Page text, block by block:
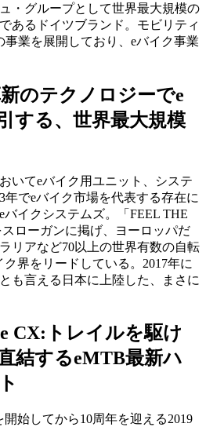
・グループとして世界最大規模の
あるドイツブランド。モビリティ
業を展開しており、eバイク事業
新のテクノロジーでe
する、世界最大規模
いてeバイク用ユニット、システ
年でeバイク市場を代表する存在に
バイクシステムズ。「FEEL THE
ローガンに掲げ、ヨーロッパだ
リアなど70以上の世界有数の自転
界をリードしている。2017年に
も言える日本に上陸した、まさに
CX:トレイルを駆け
結するeMTB最新ハ
開始してから10周年を迎える2019